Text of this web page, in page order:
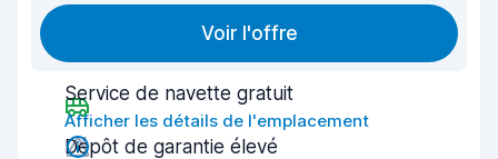
Voir l'offre
Service de navette gratuit
Afficher les détails de l'emplacement
Dépôt de garantie élevé